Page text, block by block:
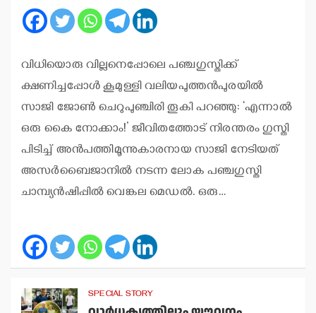
വിധിയൊരു വില്ലനെപ്പോലെ പഞ്ചഗുസ്തിക്ക്
ക്ഷണിച്ചപ്പോള്‍ കൂമുള്ളി വലിയപുത്തന്‍പുരയില്‍
സാജി ജോണ്‍ ചെറുപുഞ്ചിരി തൂകി പറഞ്ഞു: ‘എന്നാല്‍
ഒരു കൈ നോക്കാം!’ ജീവിതത്തോട് നിരന്തരം ഗുസ്തി
പിടിച്ച് അന്‍പത്തിമൂന്നുകാരനായ സാജി നേടിയത്
അസര്‍ബൈജാനില്‍ നടന്ന ലോക പഞ്ചഗുസ്തി
ചാമ്പ്യന്‍ഷിപ്പില്‍ വെങ്കല മെഡല്‍. ഒരു…
SPECIAL STORY